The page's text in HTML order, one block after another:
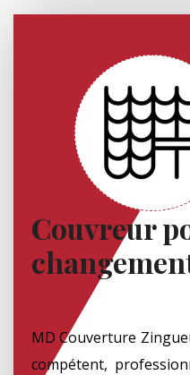
Couvreur
MD Couverture
compétent,